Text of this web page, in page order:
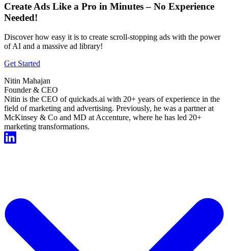
Create Ads Like a Pro in Minutes – No Experience
Needed!
Discover how easy it is to create scroll-stopping ads with the power
of AI and a massive ad library!
Get Started
Nitin Mahajan
Founder & CEO
Nitin is the CEO of quickads.ai with 20+ years of experience in the
field of marketing and advertising. Previously, he was a partner at
McKinsey & Co and MD at Accenture, where he has led 20+
marketing transformations.